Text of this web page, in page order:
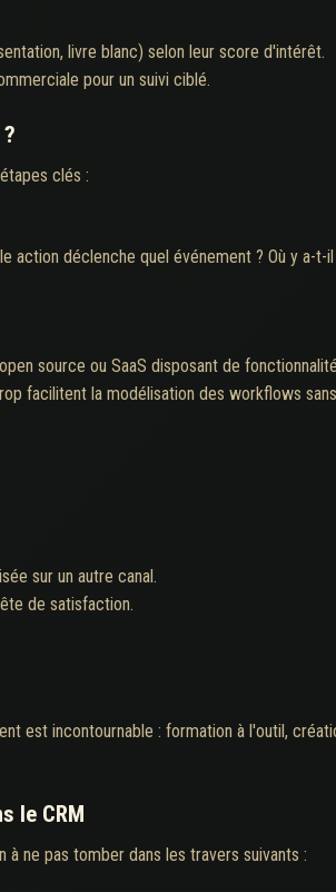
livre blanc) selon leur score d'intérêt.
pour un suivi ciblé.
clés :
action déclenche quel événement ? Où y a-t-
source ou SaaS disposant de
facilitent la modélisation des workflows
sur un autre canal.
de satisfaction.
est incontournable : formation à l'outil,
le CRM
ne pas tomber dans les travers suivants :